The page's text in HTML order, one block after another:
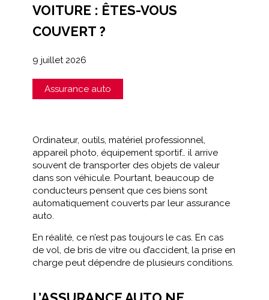
VOITURE : ÊTES-VOUS
COUVERT ?
9 juillet 2026
Assurance auto
Ordinateur, outils, matériel professionnel,
appareil photo, équipement sportif… il arrive
souvent de transporter des objets de valeur
dans son véhicule. Pourtant, beaucoup de
conducteurs pensent que ces biens sont
automatiquement couverts par leur assurance
auto.
En réalité, ce n’est pas toujours le cas. En cas
de vol, de bris de vitre ou d’accident, la prise en
charge peut dépendre de plusieurs conditions.